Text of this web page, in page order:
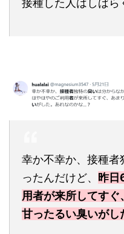
接種した人はしばら
幸か不幸か、接種
ったんだけど、
昨日
用者が来所してす
甘ったるい臭いがし